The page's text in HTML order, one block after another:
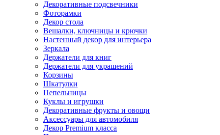
Декоративные подсвечники
Фоторамки
Декор стола
Вешалки, ключницы и крючки
Настенный декор для интерьера
Зеркала
Держатели для книг
Держатели для украшений
Корзины
Шкатулки
Пепельницы
Куклы и игрушки
Декоративные фрукты и овощи
Аксессуары для автомобиля
Декор Premium класса